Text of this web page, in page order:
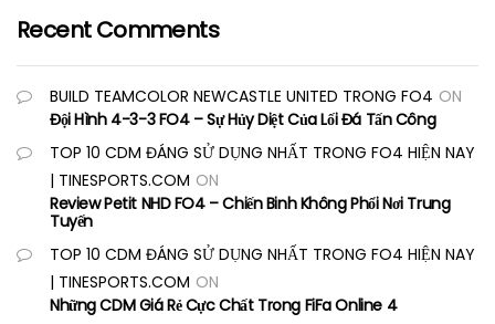
Recent Comments
BUILD TEAMCOLOR NEWCASTLE UNITED TRONG FO4 ON
Đội Hình 4-3-3 FO4 – Sự Hủy Diệt Của Lối Đá Tấn Công
TOP 10 CDM ĐÁNG SỬ DỤNG NHẤT TRONG FO4 HIỆN NAY
| TINESPORTS.COM ON
Review Petit NHD FO4 – Chiến Binh Không Phổi Nơi Trung
Tuyến
TOP 10 CDM ĐÁNG SỬ DỤNG NHẤT TRONG FO4 HIỆN NAY
| TINESPORTS.COM ON
Những CDM Giá Rẻ Cực Chất Trong FiFa Online 4